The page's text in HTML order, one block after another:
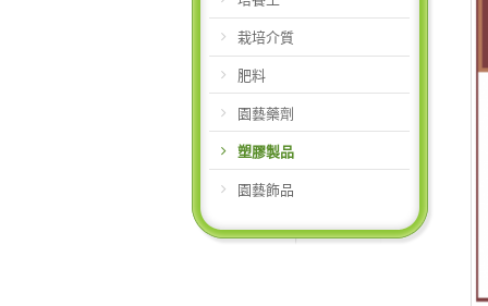
栽培介質
肥料
園藝藥劑
塑膠製品
園藝飾品